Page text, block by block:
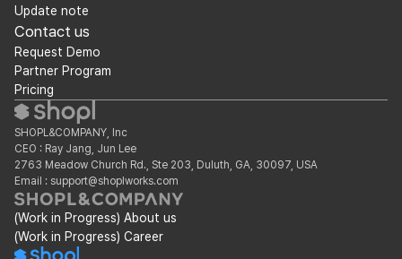
Update note
Contact us
Request Demo
Partner Program
Pricing
SHOPL&COMPANY, Inc
CEO : Ray Jang, Jun Lee
2763 Meadow Church Rd., Ste 203, Duluth, GA, 30097, USA
Email : support@shoplworks.com
(Work in Progress) About us
(Work in Progress) Career